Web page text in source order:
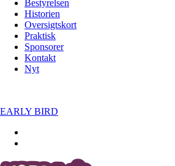
Bestyrelsen
Historien
Oversigtskort
Praktisk
Sponsorer
Kontakt
Nyt
EARLY BIRD